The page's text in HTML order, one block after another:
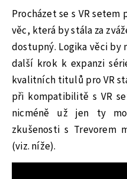
Procházet se s VR
věc, která by stála za
dostupný. Logika věci
další krok k expanzi
kvalitních titulů pro VR
při kompatibilitě s VR
nicméně už jen ty
zkušenosti s Trevorem
(viz. níže).